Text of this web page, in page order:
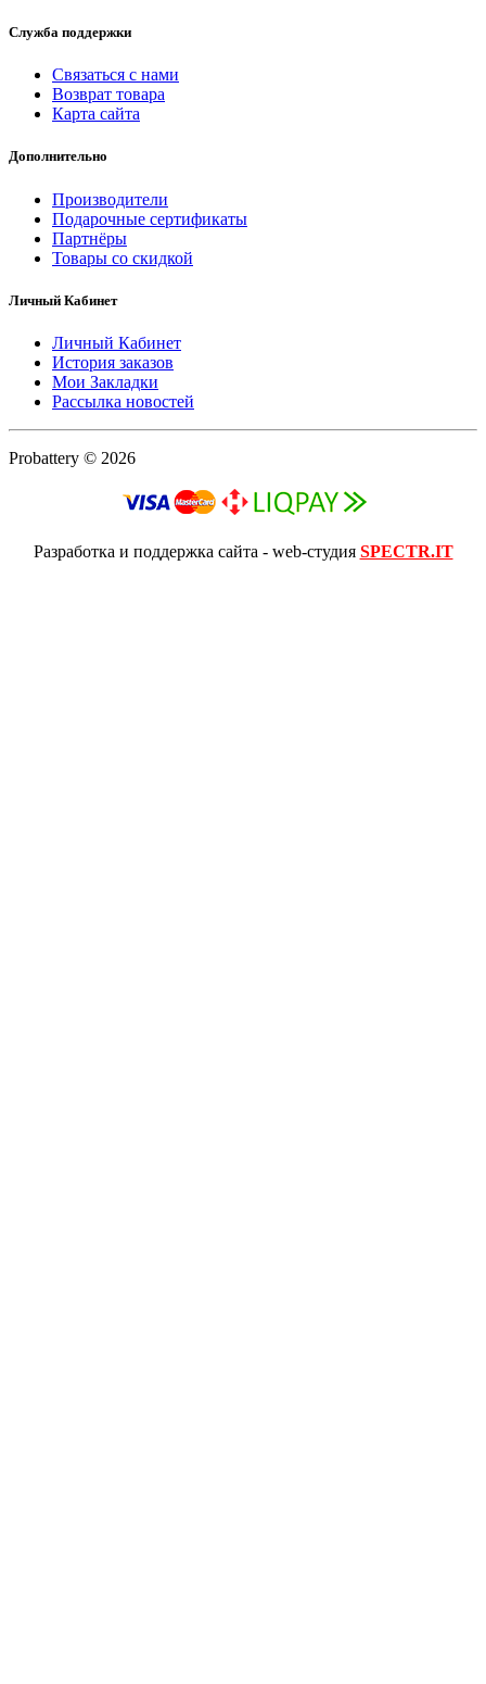
Служба поддержки
Связаться с нами
Возврат товара
Карта сайта
Дополнительно
Производители
Подарочные сертификаты
Партнёры
Товары со скидкой
Личный Кабинет
Личный Кабинет
История заказов
Мои Закладки
Рассылка новостей
Probattery © 2026
Разработка и поддержка сайта - web-студия SPECTR.IT